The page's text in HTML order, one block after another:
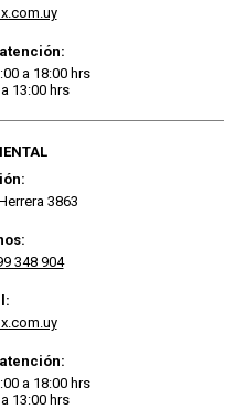
a 18:00 hrs
13:00 hrs
3863
348 904
a 18:00 hrs
13:00 hrs